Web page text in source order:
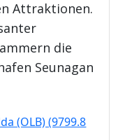
Attraktionen.
die
Seunagan
(OLB) (9799.8